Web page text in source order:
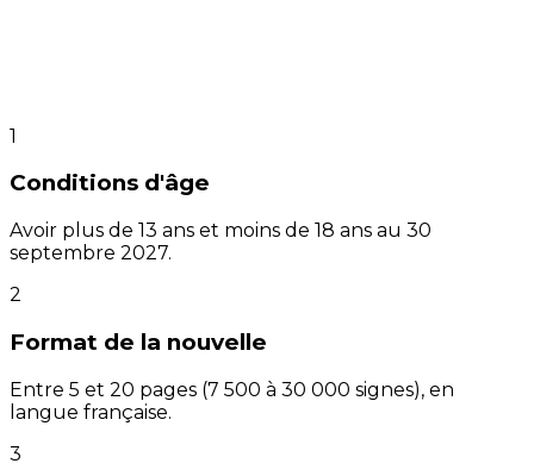
1
Conditions d'âge
Avoir plus de 13 ans et moins de 18 ans au 30
septembre 2027.
2
Format de la nouvelle
Entre 5 et 20 pages (7 500 à 30 000 signes), en
langue française.
3